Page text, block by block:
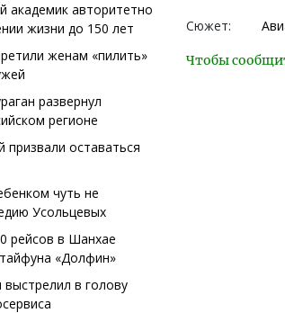
академик авторитетно
жизни до 150 лет
женам «пилить»
развернул
регионе
призвали оставаться
чуть не
Усольцевых
рейсов в Шанхае
«Долфин»
выстрелил в голову
Сюжет:
Чтобы